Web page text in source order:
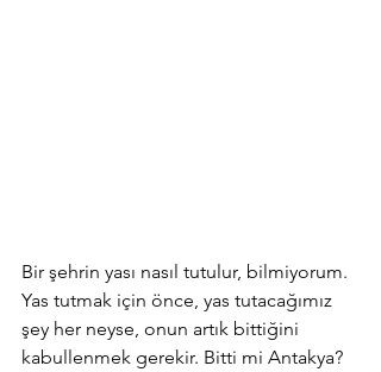
Bir şehrin yası nasıl tutulur, bilmiyorum.
Yas tutmak için önce, yas tutacağımız
şey her neyse, onun artık bittiğini
kabullenmek gerekir. Bitti mi Antakya?